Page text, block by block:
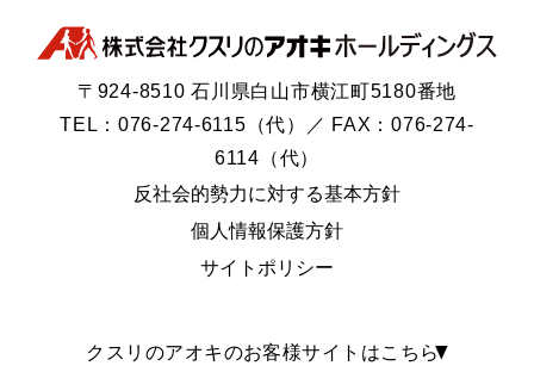
〒924-8510 石川県白山市横江町5180番地
TEL：076-274-6115（代）／ FAX：076-274-
6114（代）
反社会的勢力に対する基本方針
個人情報保護方針
サイトポリシー
クスリのアオキのお客様サイトはこちら